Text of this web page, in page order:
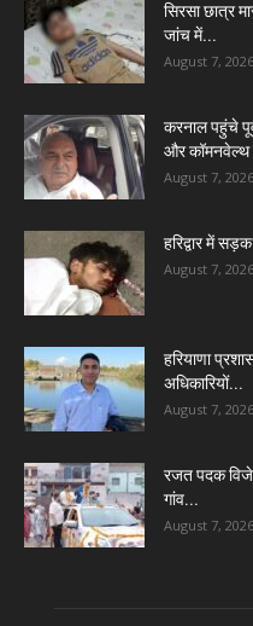
सिरसा छात्र
जांच में...
August 7, 2026
करनाल पहुंचे
और कॉमनवेल्थ
August 7, 2026
हरिद्वार में
August 7, 2026
हरियाणा
अधिकारियों...
August 7, 2026
रजत पदक
गांव...
August 7, 2026